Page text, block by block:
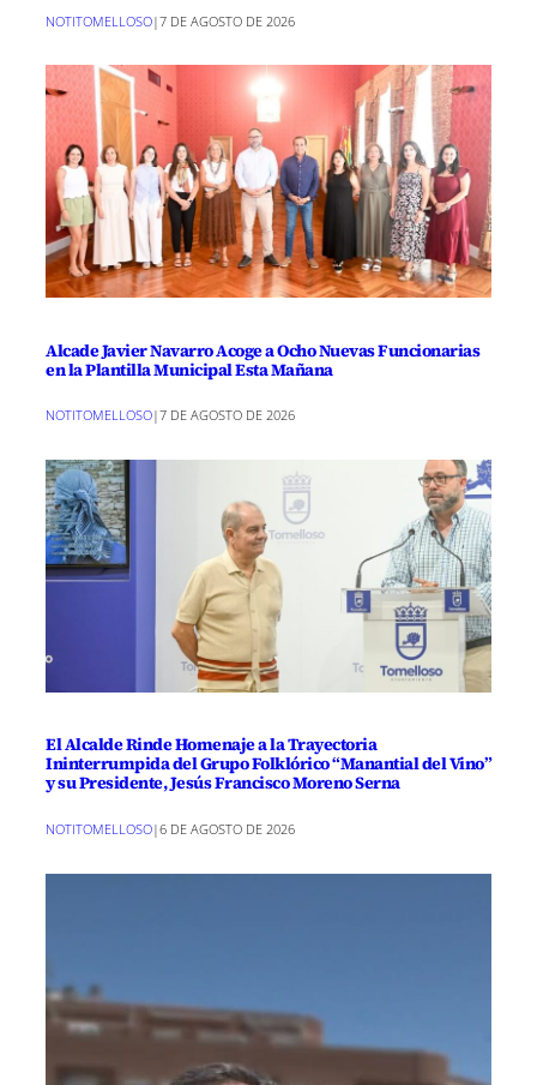
NOTITOMELLOSO|7 DE AGOSTO DE 2026
Alcade Javier Navarro Acoge a Ocho Nuevas Funcionarias
en la Plantilla Municipal Esta Mañana
NOTITOMELLOSO|7 DE AGOSTO DE 2026
El Alcalde Rinde Homenaje a la Trayectoria
Ininterrumpida del Grupo Folklórico “Manantial del Vino”
y su Presidente, Jesús Francisco Moreno Serna
NOTITOMELLOSO|6 DE AGOSTO DE 2026